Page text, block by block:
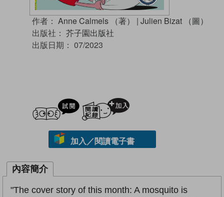
作者： Anne Calmels （著） | Julien Bizat （圖）
出版社： 芥子園出版社
出版日期： 07/2023
試閲
加入／閱讀電子書
內容簡介
"The cover story of this month: A mosquito is